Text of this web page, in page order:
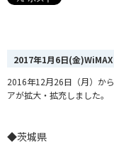
2017年1月6日(金)WiMAX
2016年12月26日（月）か
アが拡大・拡充しました。
◆茨城県